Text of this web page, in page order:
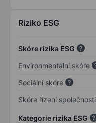
Riziko ESG
Skóre rizika ESG
Environmentální skóre
Sociální skóre
Skóre řízení společnosti
Kategorie rizika ESG